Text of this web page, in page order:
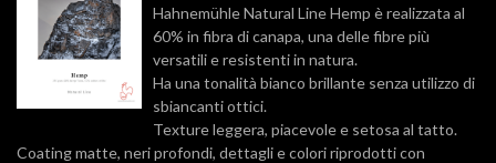
Hahnemühle Natural Line Hemp è realizzata al
60% in fibra di canapa, una delle fibre più
versatili e resistenti in natura.
Ha una tonalità bianco brillante senza utilizzo di
sbiancanti ottici.
Texture leggera, piacevole e setosa al tatto.
Coating matte, neri profondi, dettagli e colori riprodotti con